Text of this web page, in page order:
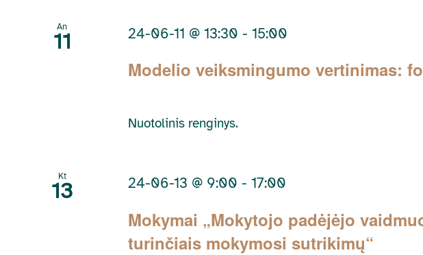
Keyword.
An
11
Modelio veiksmingumo vertinimas:
24-06-11 @ 13:30 -15:00
Nuotolinis renginys.
Kt
13
Mokymai „Mokytojo padėjėjo
turinčiais mokymosi sutrikimų“
24-06-13 @ 9:00 -17:00